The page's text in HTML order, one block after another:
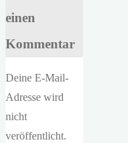
einen
Kommentar
Deine E-Mail-
Adresse wird
nicht
veröffentlicht.